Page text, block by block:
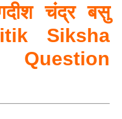
चंद्र बसु
Siksha